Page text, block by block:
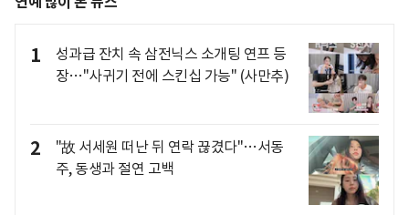
1
성과급 잔치 속 삼전닉스 소개팅 연프 등
장…"사귀기 전에 스킨십 가능" (사만추)
2
"故 서세원 떠난 뒤 연락 끊겼다"…서동
주, 동생과 절연 고백